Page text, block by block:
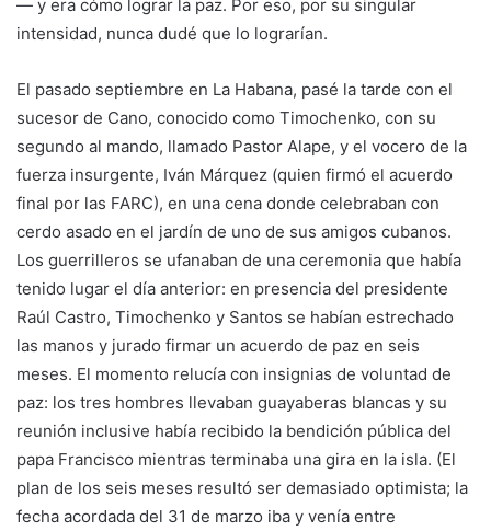
— y era cómo lograr la paz. Por eso, por su singular
intensidad, nunca dudé que lo lograrían.
El pasado septiembre en La Habana, pasé la tarde con el
sucesor de Cano, conocido como Timochenko, con su
segundo al mando, llamado Pastor Alape, y el vocero de la
fuerza insurgente, Iván Márquez (quien firmó el acuerdo
final por las FARC), en una cena donde celebraban con
cerdo asado en el jardín de uno de sus amigos cubanos.
Los guerrilleros se ufanaban de una ceremonia que había
tenido lugar el día anterior: en presencia del presidente
Raúl Castro, Timochenko y Santos se habían estrechado
las manos y jurado firmar un acuerdo de paz en seis
meses. El momento relucía con insignias de voluntad de
paz: los tres hombres llevaban guayaberas blancas y su
reunión inclusive había recibido la bendición pública del
papa Francisco mientras terminaba una gira en la isla. (El
plan de los seis meses resultó ser demasiado optimista; la
fecha acordada del 31 de marzo iba y venía entre